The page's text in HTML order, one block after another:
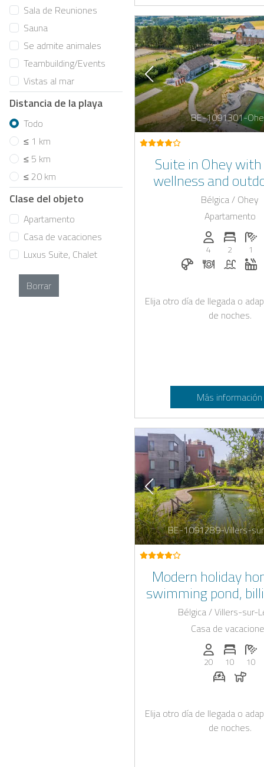
Sala de Reuniones
Sauna
Se admite animales
Teambuilding/Events
Vistas al mar
Distancia de la playa
Todo
≤ 1 km
≤ 5 km
≤ 20 km
Clase del objeto
Apartamento
Casa de vacaciones
Luxus Suite, Chalet
Borrar
BE-1091301-
Suite in Ohey with shared
wellness and
Bélgica / Ohey
Apartamento
Personas
4
Numero
2
1
Desayuno bajo
Cena bajo
Piscina
Elija otro día de llegada o
de noches.
Más información
BE-1091289-Villers-
Modern holiday
swimming pond,
table
Bélgica / Villers-sur-
Casa de
Personas
20
10
10
Elija otro día de llegada o
de noches.